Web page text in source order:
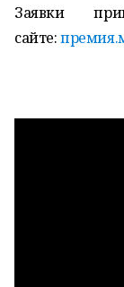
Заявки
сайте: